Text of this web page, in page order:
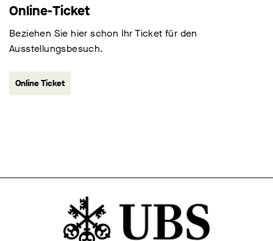
Online-Ticket
Beziehen Sie hier schon Ihr Ticket für den
Ausstellungsbesuch.
Online Ticket